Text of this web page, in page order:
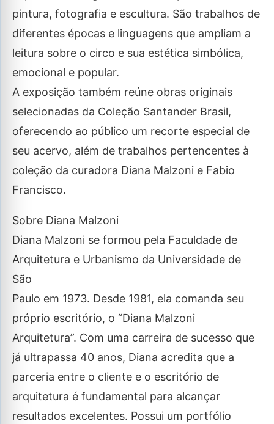
pintura, fotografia e escultura. São trabalhos de
diferentes épocas e linguagens que ampliam a
leitura sobre o circo e sua estética simbólica,
emocional e popular.
A exposição também reúne obras originais
selecionadas da Coleção Santander Brasil,
oferecendo ao público um recorte especial de
seu acervo, além de trabalhos pertencentes à
coleção da curadora Diana Malzoni e Fabio
Francisco.
Sobre Diana Malzoni
Diana Malzoni se formou pela Faculdade de
Arquitetura e Urbanismo da Universidade de
São
Paulo em 1973. Desde 1981, ela comanda seu
próprio escritório, o “Diana Malzoni
Arquitetura”. Com uma carreira de sucesso que
já ultrapassa 40 anos, Diana acredita que a
parceria entre o cliente e o escritório de
arquitetura é fundamental para alcançar
resultados excelentes. Possui um portfólio